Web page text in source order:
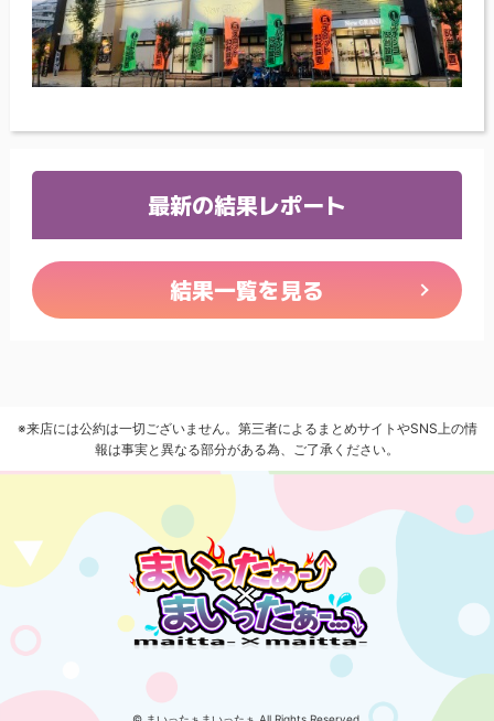
最新の結果レポート
結果一覧を見る
※来店には公約は一切ございません。第三者によるまとめサイトやSNS上の情
報は事実と異なる部分がある為、ご了承ください。